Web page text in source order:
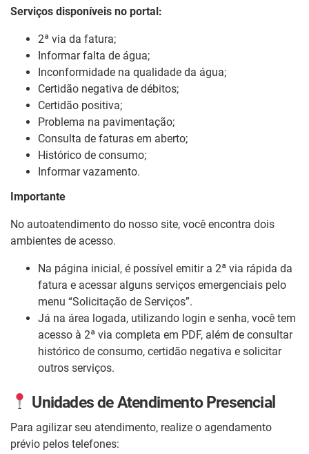
Serviços disponíveis no portal:
2ª via da fatura;
Informar falta de água;
Inconformidade na qualidade da água;
Certidão negativa de débitos;
Certidão positiva;
Problema na pavimentação;
Consulta de faturas em aberto;
Histórico de consumo;
Informar vazamento.
Importante
No autoatendimento do nosso site, você encontra dois
ambientes de acesso.
Na página inicial, é possível emitir a 2ª via rápida da
fatura e acessar alguns serviços emergenciais pelo
menu “Solicitação de Serviços”.
Já na área logada, utilizando login e senha, você tem
acesso à 2ª via completa em PDF, além de consultar
histórico de consumo, certidão negativa e solicitar
outros serviços.
Unidades de Atendimento Presencial
Para agilizar seu atendimento, realize o agendamento
prévio pelos telefones: